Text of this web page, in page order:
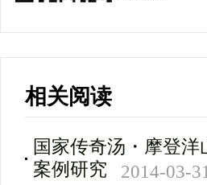
相关阅读
国家传奇汤・摩登
案例研究
2014-03-31